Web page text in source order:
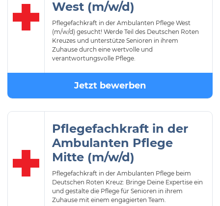
West (m/w/d)
Pflegefachkraft in der Ambulanten Pflege West
(m/w/d) gesucht! Werde Teil des Deutschen Roten
Kreuzes und unterstütze Senioren in ihrem
Zuhause durch eine wertvolle und
verantwortungsvolle Pflege.
Jetzt bewerben
Pflegefachkraft in der
Ambulanten Pflege
Mitte (m/w/d)
Pflegefachkraft in der Ambulanten Pflege beim
Deutschen Roten Kreuz: Bringe Deine Expertise ein
und gestalte die Pflege für Senioren in ihrem
Zuhause mit einem engagierten Team.